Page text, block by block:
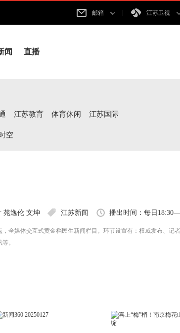
邮箱 江苏卫视
闻 直播
江苏教育 体育休闲 江苏国际
空
苑逸伦 文坤 江苏新闻 播出时间：每日
全媒体交互式黄金档民生新闻栏目。环节设置有：权威发布、记
。